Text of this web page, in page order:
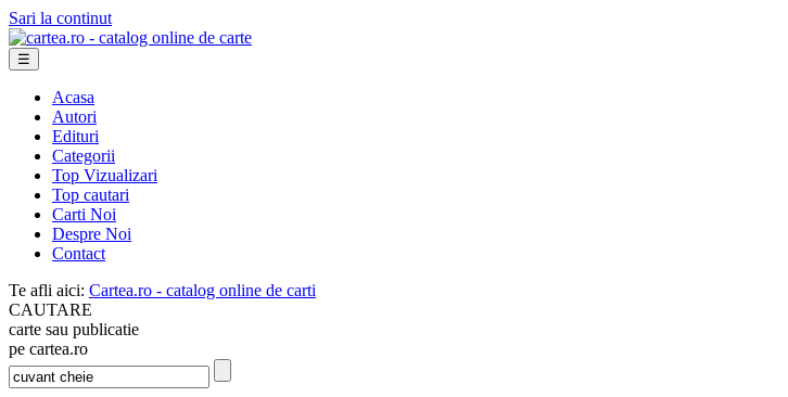
Sari la continut
☰
Acasa
Autori
Edituri
Categorii
Top Vizualizari
Top cautari
Carti Noi
Despre Noi
Contact
Te afli aici: Cartea.ro - catalog online de carti
CAUTARE
carte sau publicatie
pe cartea.ro